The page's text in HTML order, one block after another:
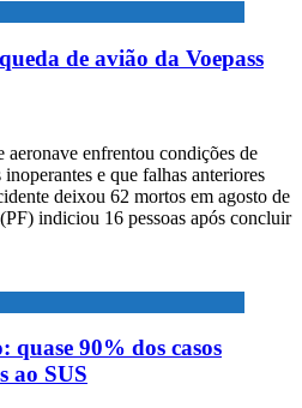
de avião da Voepass
aeronave enfrentou condições de
e que falhas anteriores
deixou 62 mortos em agosto de
indiciou 16 pessoas após concluir
quase 90% dos casos
ao SUS